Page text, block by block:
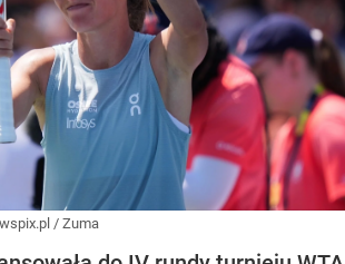
/ Zuma